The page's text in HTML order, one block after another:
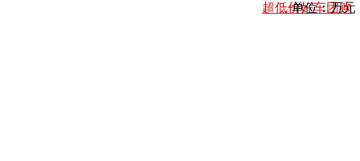
超低价好车团购
单位：万元